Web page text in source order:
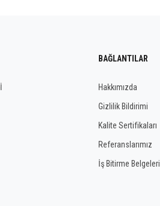
BAĞLANTILAR
Hakkımızda
Gizlilik Bildirimi
Kalite Sertifikaları
Referanslarımız
İş Bitirme Belgeleri